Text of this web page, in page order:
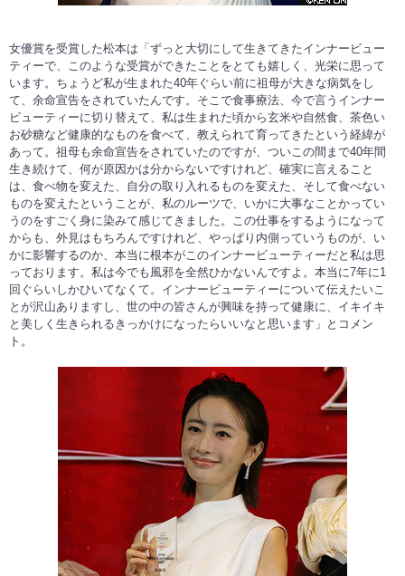
女優賞を受賞した松本は「ずっと大切にして生きてきたインナービュー
ティーで、このような受賞ができたことをとても嬉しく、光栄に思って
います。ちょうど私が生まれた40年ぐらい前に祖母が大きな病気をし
て、余命宣告をされていたんです。そこで食事療法、今で言うインナー
ビューティーに切り替えて、私は生まれた頃から玄米や自然食、茶色い
お砂糖など健康的なものを食べて、教えられて育ってきたという経緯が
あって。祖母も余命宣告をされていたのですが、ついこの間まで40年間
生き続けて、何が原因かは分からないですけれど、確実に言えること
は、食べ物を変えた、自分の取り入れるものを変えた、そして食べない
ものを変えたということが、私のルーツで、いかに大事なことかってい
うのをすごく身に染みて感じてきました。この仕事をするようになって
からも、外見はもちろんですけれど、やっぱり内側っていうものが、い
かに影響するのか、本当に根本がこのインナービューティーだと私は思
っております。私は今でも風邪を全然ひかないんですよ。本当に7年に1
回ぐらいしかひいてなくて。インナービューティーについて伝えたいこ
とが沢山ありますし、世の中の皆さんが興味を持って健康に、イキイキ
と美しく生きられるきっかけになったらいいなと思います」とコメン
ト。